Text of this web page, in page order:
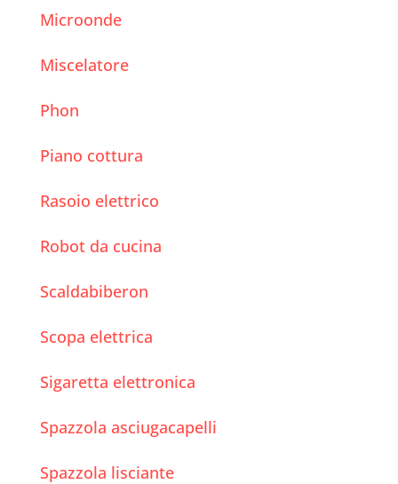
Microonde
Miscelatore
Phon
Piano cottura
Rasoio elettrico
Robot da cucina
Scaldabiberon
Scopa elettrica
Sigaretta elettronica
Spazzola asciugacapelli
Spazzola lisciante